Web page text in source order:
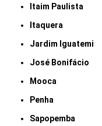
Itaim Paulista
Itaquera
Jardim Iguatemi
José Bonifácio
Mooca
Penha
Sapopemba